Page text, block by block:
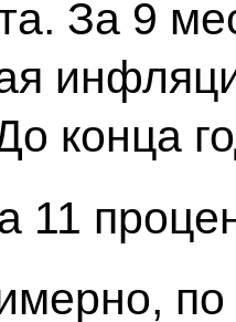
За 9
конца
11